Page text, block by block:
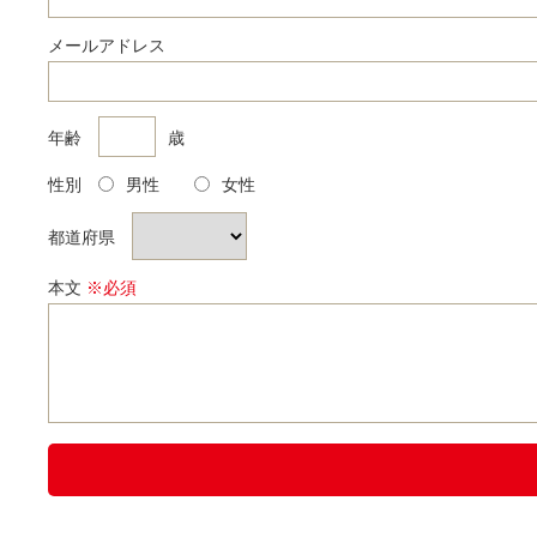
メールアドレス
年齢 歳
性別 男性 女性
都道府県
本文 ※必須